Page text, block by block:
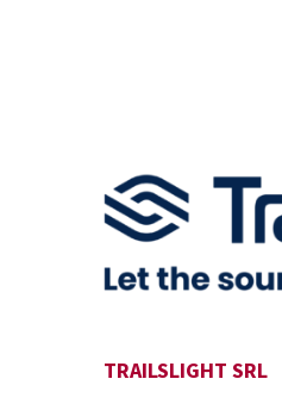
TRAILSLIGHT SRL